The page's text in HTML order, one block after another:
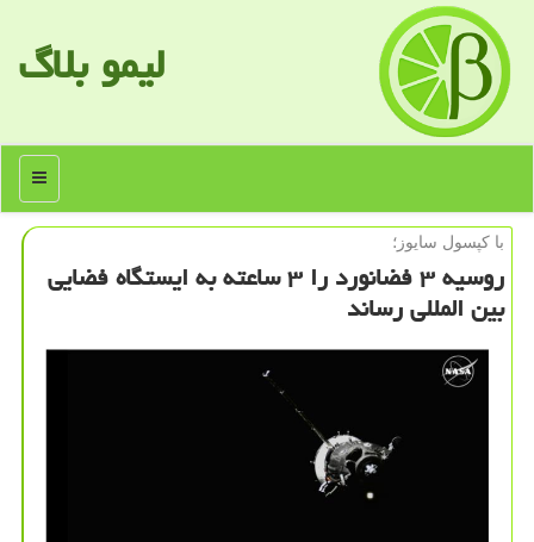
لیمو بلاگ
منو
با كپسول سایوز؛
روسیه ۳ فضانورد را ۳ ساعته به ایستگاه فضایی
بین المللی رساند